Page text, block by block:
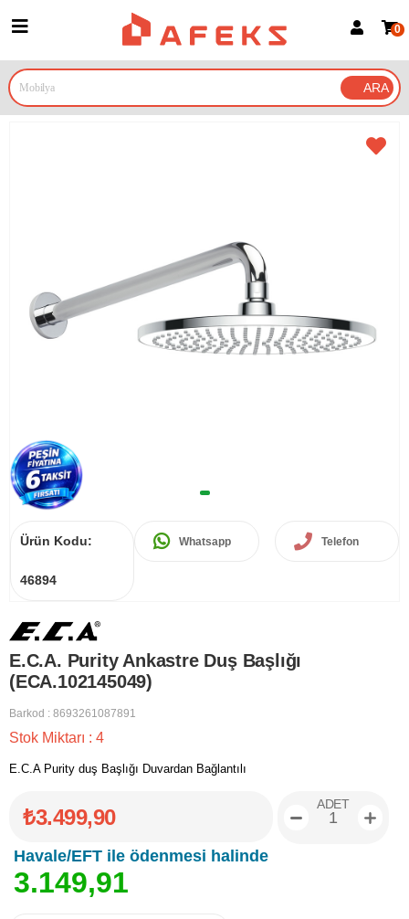
Google İle Bağlan
0
Ürün Kodu:
46894
Whatsapp Telefon
E.C.A. Purity Ankastre Duş Başlığı
(ECA.102145049)
Barkod : 8693261087891
Stok Miktarı : 4
E.C.A Purity duş Başlığı Duvardan Bağlantılı
₺3.499,90
Havale/EFT ile ödenmesi halinde
3.149,91
ADET